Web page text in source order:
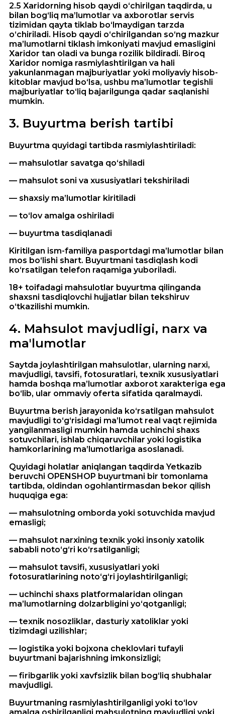
2.5 Xaridorning hisob qaydi o‘chirilgan taqdirda, u
bilan bog‘liq ma’lumotlar va axborotlar servis
tizimidan qayta tiklab bo‘lmaydigan tarzda
o‘chiriladi. Hisob qaydi o‘chirilgandan so‘ng mazkur
ma’lumotlarni tiklash imkoniyati mavjud emasligini
Xaridor tan oladi va bunga rozilik bildiradi. Biroq
Xaridor nomiga rasmiylashtirilgan va hali
yakunlanmagan majburiyatlar yoki moliyaviy hisob-
kitoblar mavjud bo‘lsa, ushbu ma’lumotlar tegishli
majburiyatlar to‘liq bajarilgunga qadar saqlanishi
mumkin.
3. Buyurtma berish tartibi
Buyurtma quyidagi tartibda rasmiylashtiriladi:
— mahsulotlar savatga qo‘shiladi
— mahsulot soni va xususiyatlari tekshiriladi
— shaxsiy ma’lumotlar kiritiladi
— to‘lov amalga oshiriladi
— buyurtma tasdiqlanadi
Kiritilgan ism-familiya pasportdagi ma’lumotlar bilan
mos bo‘lishi shart. Buyurtmani tasdiqlash kodi
ko‘rsatilgan telefon raqamiga yuboriladi.
18+ toifadagi mahsulotlar buyurtma qilinganda
shaxsni tasdiqlovchi hujjatlar bilan tekshiruv
o‘tkazilishi mumkin.
4. Mahsulot mavjudligi, narx va
ma'lumotlar
Saytda joylashtirilgan mahsulotlar, ularning narxi,
mavjudligi, tavsifi, fotosuratlari, texnik xususiyatlari
hamda boshqa ma’lumotlar axborot xarakteriga ega
bo‘lib, ular ommaviy oferta sifatida qaralmaydi.
Buyurtma berish jarayonida ko‘rsatilgan mahsulot
mavjudligi to‘g‘risidagi ma’lumot real vaqt rejimida
yangilanmasligi mumkin hamda uchinchi shaxs
sotuvchilari, ishlab chiqaruvchilar yoki logistika
hamkorlarining ma’lumotlariga asoslanadi.
Quyidagi holatlar aniqlangan taqdirda Yetkazib
beruvchi OPENSHOP buyurtmani bir tomonlama
tartibda, oldindan ogohlantirmasdan bekor qilish
huquqiga ega:
— mahsulotning omborda yoki sotuvchida mavjud
emasligi;
— mahsulot narxining texnik yoki insoniy xatolik
sababli noto‘g‘ri ko‘rsatilganligi;
— mahsulot tavsifi, xususiyatlari yoki
fotosuratlarining noto‘g‘ri joylashtirilganligi;
— uchinchi shaxs platformalaridan olingan
ma’lumotlarning dolzarbligini yo‘qotganligi;
— texnik nosozliklar, dasturiy xatoliklar yoki
tizimdagi uzilishlar;
— logistika yoki bojxona cheklovlari tufayli
buyurtmani bajarishning imkonsizligi;
— firibgarlik yoki xavfsizlik bilan bog‘liq shubhalar
mavjudligi.
Buyurtmaning rasmiylashtirilganligi yoki to‘lov